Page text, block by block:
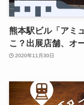
熊本駅ビル「アミ
こ？出展店舗、オ
2020年11月30日